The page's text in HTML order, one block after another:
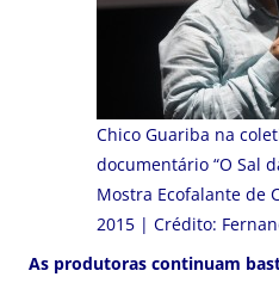
Chico Guariba na
documentário “O Sal
Mostra Ecofalante de
2015 | Crédito:
As produtoras continuam